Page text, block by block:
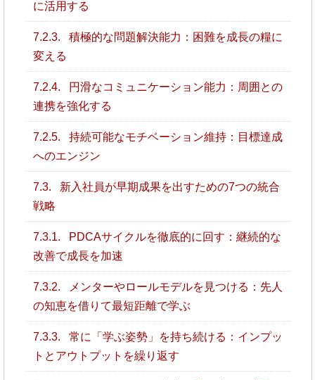
に活用する
7.2.3.
積極的な問題解決能力：困難を成長の糧に
変える
7.2.4.
円滑なコミュニケーション能力：周囲との
連携を強化する
7.2.5.
持続可能なモチベーション維持：目標達成
へのエンジン
7.3.
新入社員が早期成果を出すための7つの統合
戦略
7.3.1.
PDCAサイクルを徹底的に回す：継続的な
改善で成長を加速
7.3.2.
メンターやロールモデルを見つける：先人
の知恵を借りて最短距離で学ぶ
7.3.3.
常に「学ぶ姿勢」を持ち続ける：インプッ
トとアウトプットを繰り返す